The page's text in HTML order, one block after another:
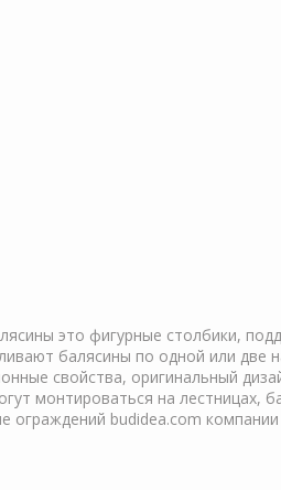
это фигурные столбики,
балясины по одной или две
свойства, оригинальный
монтироваться на лестницах,
ограждений budidea.com